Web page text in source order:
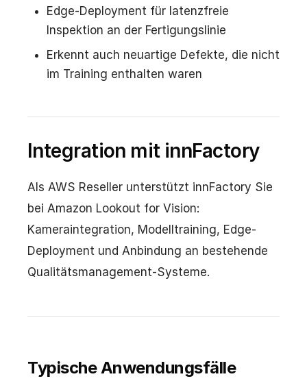
Edge-Deployment für latenzfreie
Inspektion an der Fertigungslinie
Erkennt auch neuartige Defekte, die nicht
im Training enthalten waren
Integration mit innFactory
Als AWS Reseller unterstützt innFactory Sie
bei Amazon Lookout for Vision:
Kameraintegration, Modelltraining, Edge-
Deployment und Anbindung an bestehende
Qualitätsmanagement-Systeme.
Typische Anwendungsfälle